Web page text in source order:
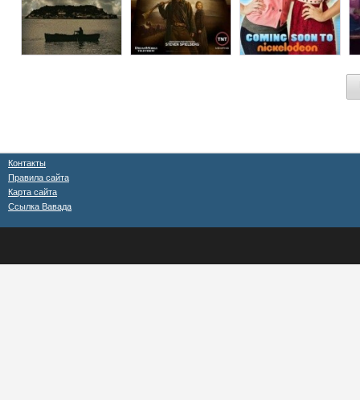
Контакты
Правила сайта
Карта сайта
Ссылка Вавада